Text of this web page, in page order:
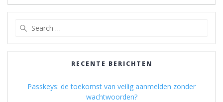
RECENTE BERICHTEN
Passkeys: de toekomst van veilig aanmelden zonder
wachtwoorden?